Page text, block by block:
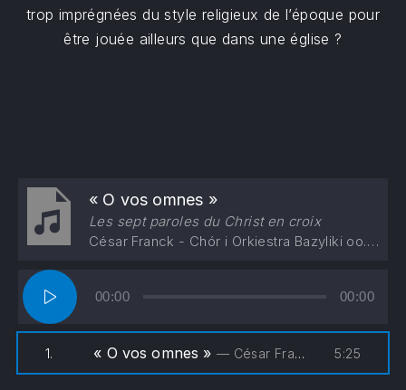
trop imprégnées du style religieux de l’époque pour
être jouée ailleurs que dans une église ?
« O vos omnes »
Les sept paroles du Christ en croix
César Franck - Chór i Orkiestra Bazyliki oo. Cystersów, Liliana Pociecha, Stanisław Kowalczyk
Lecteur
audio
00:00 00:00
1. « O vos omnes » — César Franck - Chór i Orkiestra Bazyliki oo. Cystersów, Liliana Pociecha, Stanisław Kowalczyk 5:25